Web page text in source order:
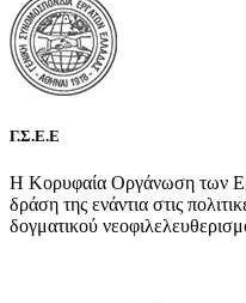
Γ.Σ.Ε.Ε
Η Κορυφαία Οργάνωση των
δράση της ενάντια στις
δογματικού